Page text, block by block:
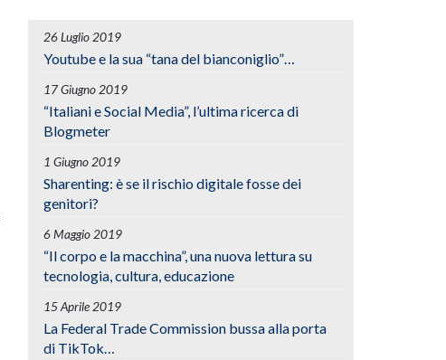
26 Luglio 2019
Youtube e la sua “tana del bianconiglio”…
17 Giugno 2019
“Italiani e Social Media”, l’ultima ricerca di
Blogmeter
1 Giugno 2019
Sharenting: è se il rischio digitale fosse dei
genitori?
6 Maggio 2019
“Il corpo e la macchina”, una nuova lettura su
tecnologia, cultura, educazione
15 Aprile 2019
La Federal Trade Commission bussa alla porta
di TikTok…